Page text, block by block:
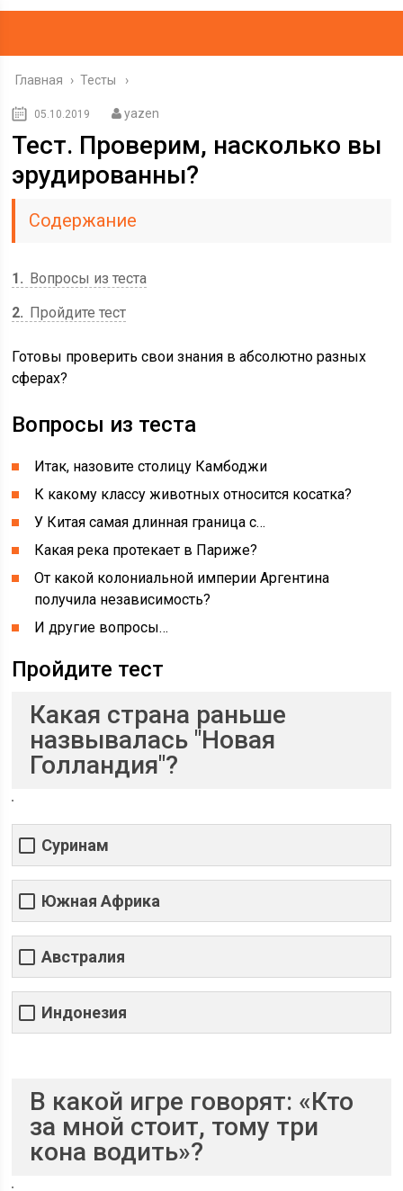
Главная › Тесты
05.10.2019 yazen
Тест. Проверим, насколько вы
эрудированны?
Содержание
1
Вопросы из теста
2
Пройдите тест
Готовы проверить свои знания в абсолютно разных
сферах?
Вопросы из теста
Итак, назовите столицу Камбоджи
К какому классу животных относится косатка?
У Китая самая длинная граница с…
Какая река протекает в Париже?
От какой колониальной империи Аргентина
получила независимость?
И другие вопросы…
Пройдите тест
Какая страна раньше
назвывалась "Новая
Голландия"?
Суринам
Южная Африка
Австралия
Индонезия
В какой игре говорят: «Кто
за мной стоит, тому три
кона водить»?